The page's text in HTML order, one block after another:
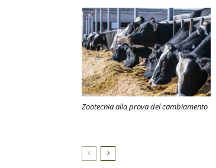
Zootecnia alla prova del cambiamento